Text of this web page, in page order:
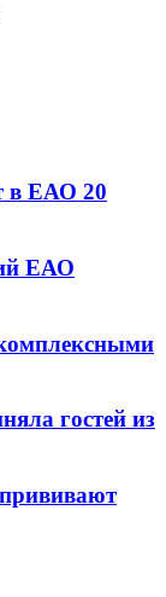
в ЕАО 20
ЕАО
гостей из